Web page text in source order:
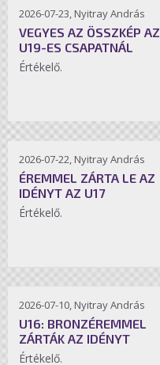
2026-07-23, Nyitray András
VEGYES AZ ÖSSZKÉP AZ
U19-ES CSAPATNÁL
Értékelő.
2026-07-22, Nyitray András
ÉREMMEL ZÁRTA LE AZ
IDÉNYT AZ U17
Értékelő.
2026-07-10, Nyitray András
U16: BRONZÉREMMEL
ZÁRTÁK AZ IDÉNYT
Értékelő.